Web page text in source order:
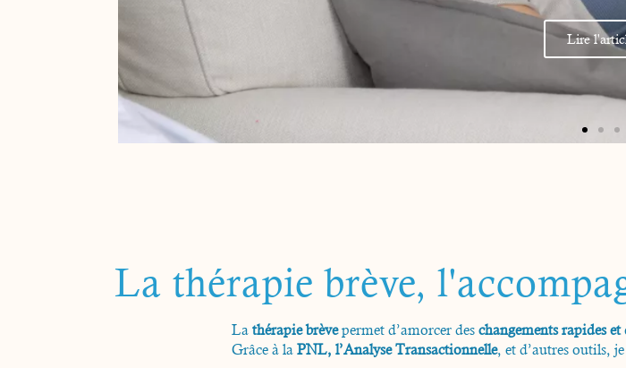
Lire
La thérapie brève,
La thérapie brèvepermet d’amorcer des changements rapides et
Grâce à la PNL, l’Analyse Transactionnelle, et d’autres outils,